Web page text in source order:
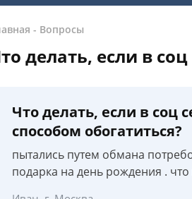
- Вопросы
делать, если в
Что делать, если в
способом обогатиться?
пытались путем обмана
подарка на день рождения .